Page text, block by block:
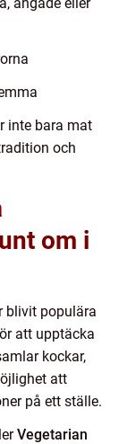
inte bara mat
och
om i
blivit populära
att upptäcka
kockar,
att
på ett ställe.
Vegetarian